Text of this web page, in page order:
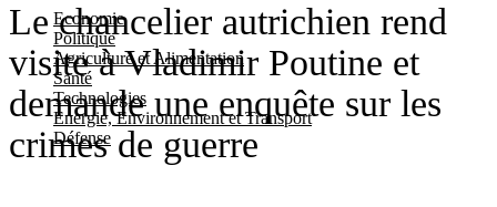
Economie
Politique
Agriculture et Alimentation
Santé
Technologies
Energie, Environnement et Transport
Défense
Le chancelier autrichien rend
visite à Vladimir Poutine et
demande une enquête sur les
crimes de guerre